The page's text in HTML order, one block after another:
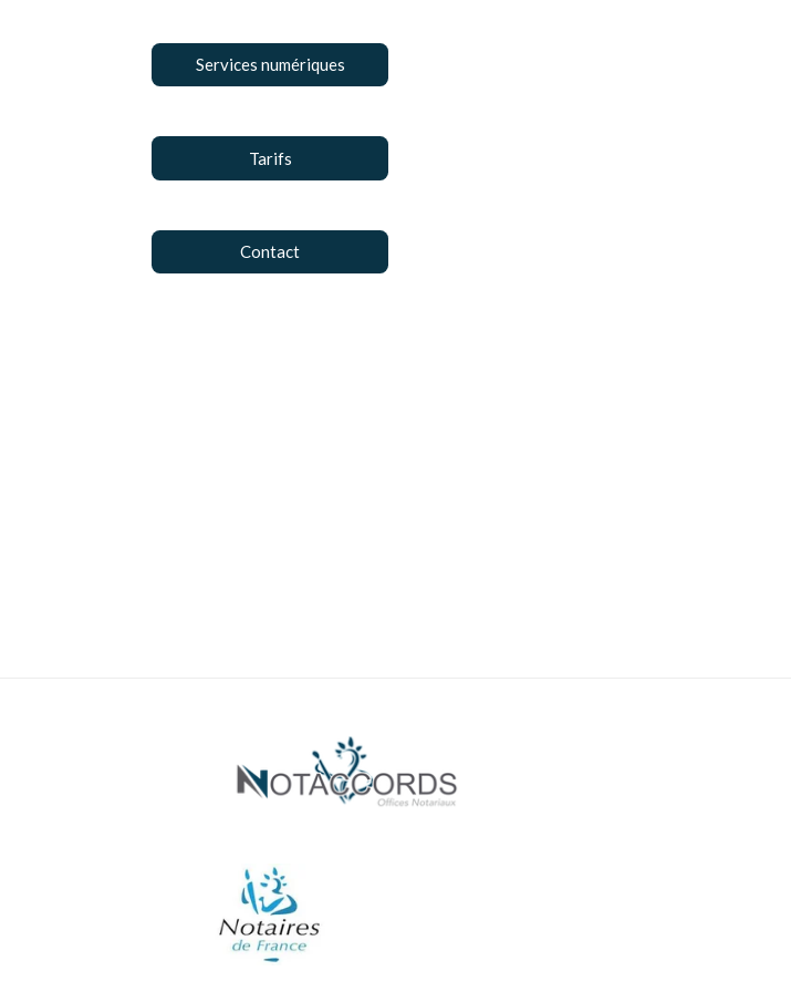
Services numériques
Tarifs
Contact